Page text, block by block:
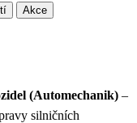
Akce
(Automechanik) –
silničních